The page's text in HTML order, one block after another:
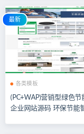
最新
各类模板
(PC+WAP)营销型绿色节
企业网站源码 环保节能